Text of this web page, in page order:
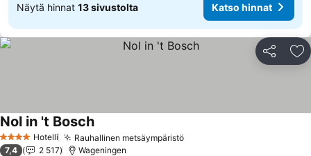
Näytä hinnat 13 sivustolta Katso hinnat
Jaa
4 Tähtiluokitus
Hotelli Rauhallinen metsäympäristöKatso hinnat
Nol in 't BoschKatso hinnat
7,4 2 517 Wageningen